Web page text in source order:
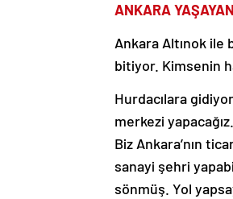
ANKARA
Ankara Altınok ile
bitiyor. Kimsenin
Hurdacılara
merkezi
Biz Ankara’nın
sanayi şehri
sönmüş. Yol